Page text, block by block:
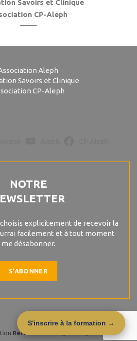
S'inscrire à la formation →
Savoirs et Clinique
CP-Aleph
Aleph
Savoirs et Clinique
CP-Aleph
NOTRE
explicitement de recevoir la
facilement et à tout moment
me désabonner.
S'ABONNER
Referencemoi